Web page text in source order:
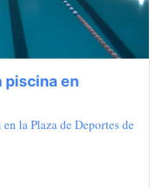
piscina en
la Plaza de Deportes de